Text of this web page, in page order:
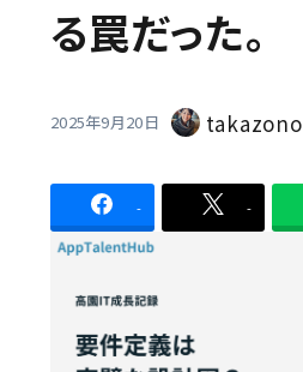
会社概要
る罠だった。
2025年9月20日
著
者
takazono
- -